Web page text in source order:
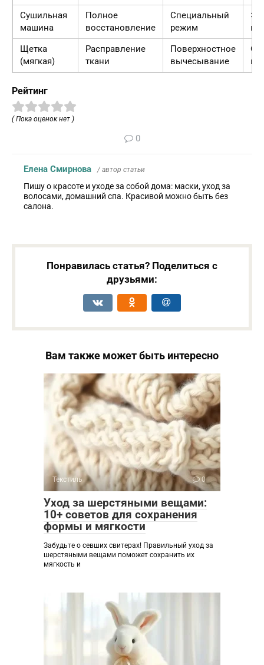
Сушильная
машина
Полное
восстановление
Специальный
режим
Щетка
(мягкая)
Расправление
ткани
Поверхностное
вычесывание
Рейтинг
( Пока оценок нет )
0
Елена Смирнова / автор статьи
Пишу о красоте и уходе за собой дома: маски, уход за
волосами, домашний спа. Красивой можно быть без
салона.
Понравилась статья? Поделиться с
друзьями:
Вам также может быть интересно
Текстиль 0
Уход за шерстяными вещами:
10+ советов для сохранения
формы и мягкости
Забудьте о севших свитерах! Правильный уход за
шерстяными вещами поможет сохранить их
мягкость и